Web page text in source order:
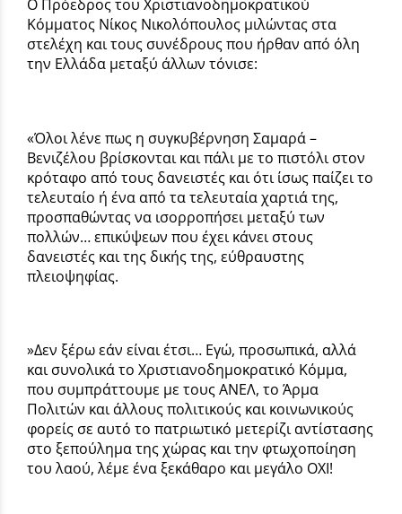
Ο Πρόεδρος του Χριστιανοδημοκρατικού
Κόμματος Νίκος Νικολόπουλος μιλώντας στα
στελέχη και τους συνέδρους που ήρθαν από όλη
την Ελλάδα μεταξύ άλλων τόνισε:
«Όλοι λένε πως η συγκυβέρνηση Σαμαρά –
Βενιζέλου βρίσκονται και πάλι με το πιστόλι στον
κρόταφο από τους δανειστές και ότι ίσως παίζει το
τελευταίο ή ένα από τα τελευταία χαρτιά της,
προσπαθώντας να ισορροπήσει μεταξύ των
πολλών… επικύψεων που έχει κάνει στους
δανειστές και της δικής της, εύθραυστης
πλειοψηφίας.
»Δεν ξέρω εάν είναι έτσι… Εγώ, προσωπικά, αλλά
και συνολικά το Χριστιανοδημοκρατικό Κόμμα,
που συμπράττουμε με τους ΑΝΕΛ, το Άρμα
Πολιτών και άλλους πολιτικούς και κοινωνικούς
φορείς σε αυτό το πατριωτικό μετερίζι αντίστασης
στο ξεπούλημα της χώρας και την φτωχοποίηση
του λαού, λέμε ένα ξεκάθαρο και μεγάλο ΟΧΙ!